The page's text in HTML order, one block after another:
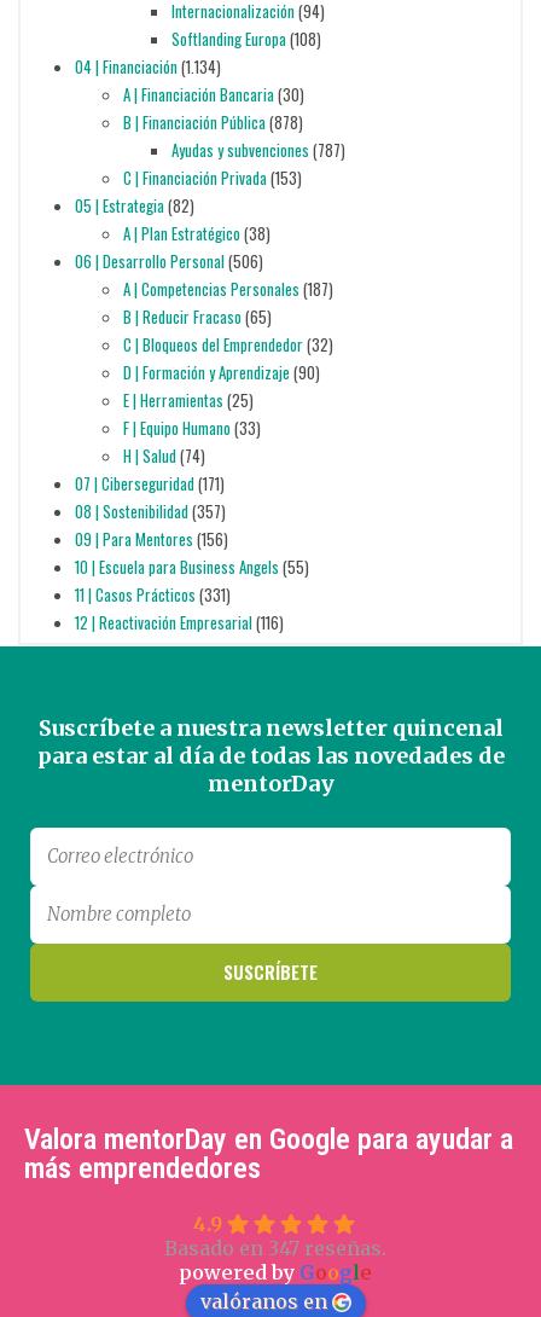
Internacionalización(94)
Softlanding Europa(108)
04 | Financiación(1.134)
A | Financiación Bancaria(30)
B | Financiación Pública(878)
Ayudas y subvenciones (787)
C | Financiación Privada(153)
05 | Estrategia(82)
A | Plan Estratégico(38)
06 | Desarrollo Personal(506)
A | Competencias Personales (187)
B | Reducir Fracaso(65)
C | Bloqueos del Emprendedor(32)
D | Formación y Aprendizaje (90)
E | Herramientas (25)
F | Equipo Humano(33)
H | Salud(74)
07 | Ciberseguridad(171)
08 | Sostenibilidad(357)
09 | Para Mentores (156)
10 | Escuela para Business Angels (55)
11 | Casos Prácticos (331)
12 | Reactivación Empresarial(116)
Suscríbete a nuestra newsletter quincenal
para estar al día de todas las novedades de
mentorDay
Valora mentorDay en Google para ayudar a
más emprendedores
4.9
Basado en 347 reseñas.
powered by Google
valóranos en